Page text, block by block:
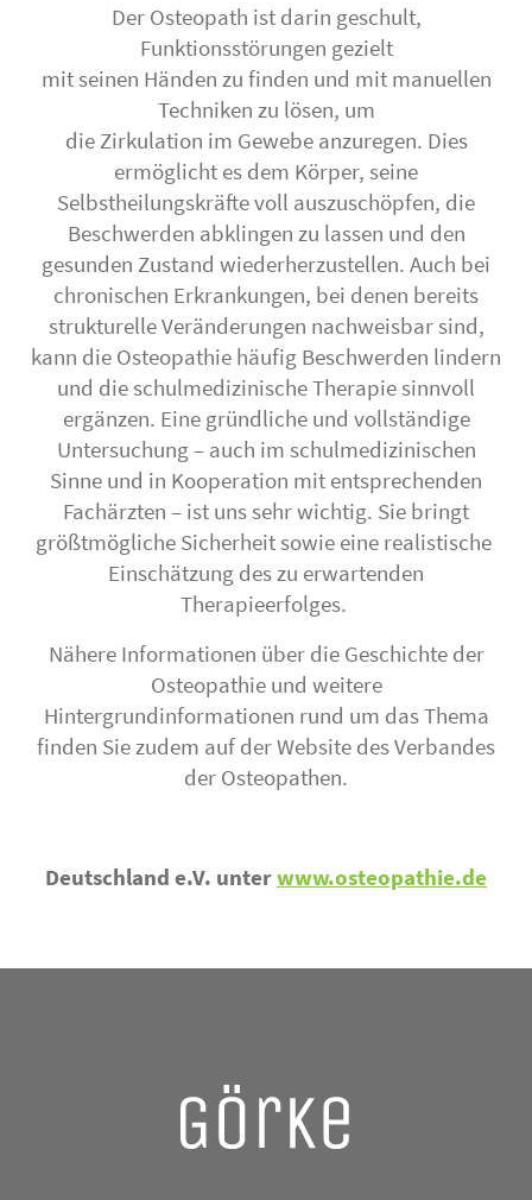
Der Osteopath ist darin geschult,
Funktionsstörungen gezielt
mit seinen Händen zu finden und mit manuellen
Techniken zu lösen, um
die Zirkulation im Gewebe anzuregen. Dies
ermöglicht es dem Körper, seine
Selbstheilungskräfte voll auszuschöpfen, die
Beschwerden abklingen zu lassen und den
gesunden Zustand wiederherzustellen. Auch bei
chronischen Erkrankungen, bei denen bereits
strukturelle Veränderungen nachweisbar sind,
kann die Osteopathie häufig Beschwerden lindern
und die schulmedizinische Therapie sinnvoll
ergänzen. Eine gründliche und vollständige
Untersuchung – auch im schulmedizinischen
Sinne und in Kooperation mit entsprechenden
Fachärzten – ist uns sehr wichtig. Sie bringt
größtmögliche Sicherheit sowie eine realistische
Einschätzung des zu erwartenden
Therapieerfolges.
Nähere Informationen über die Geschichte der
Osteopathie und weitere
Hintergrundinformationen rund um das Thema
finden Sie zudem auf der Website des Verbandes
der Osteopathen.
Deutschland e.V. unterwww.osteopathie.de